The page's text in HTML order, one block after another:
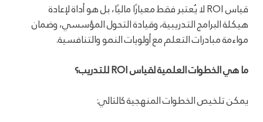
قياس ROI لا يُعتبر فقط معيارًا ماليًا، بل هو أداة لإعادة
هيكلة البرامج التدريبية، وقيادة التحول المؤسسي، وضمان
مواءمة مبادرات التعلم مع أولويات النمو والتنافسية.
ما هي الخطوات العلمية لقياس ROI للتدريب؟
يمكن تلخيص الخطوات المنهجية كالتالي: